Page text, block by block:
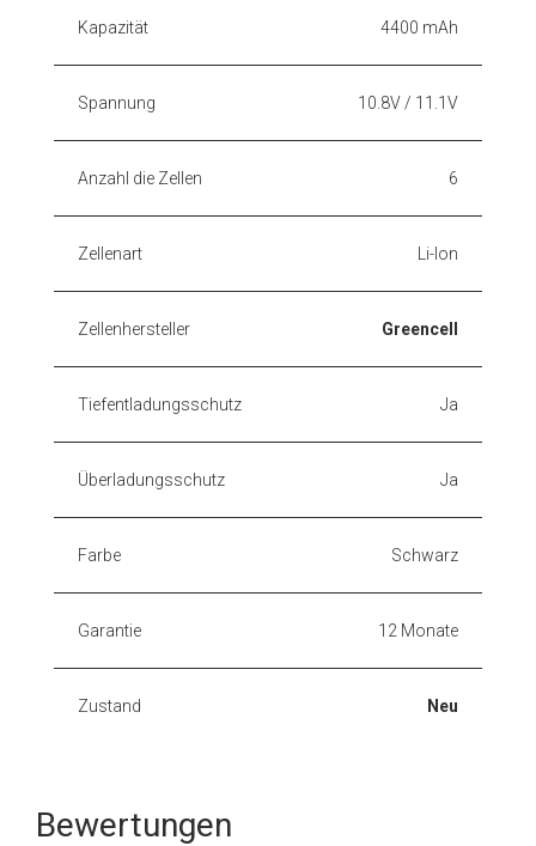
Kapazität 4400 mAh
Spannung 10.8V / 11.1V
Anzahl die Zellen 6
Zellenart Li-Ion
Zellenhersteller Greencell
Tiefentladungsschutz Ja
Überladungsschutz Ja
Farbe Schwarz
Garantie 12 Monate
Zustand Neu
Bewertungen